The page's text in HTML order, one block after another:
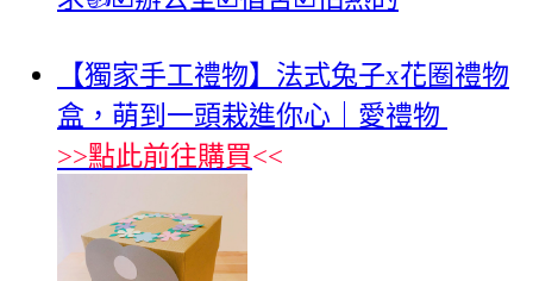
【獨家手工禮物】法式兔子x花圈禮物
盒，萌到一頭栽進你心｜愛禮物
>>點此前往購買<<